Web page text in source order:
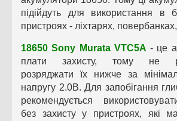
підійдуть для використання в
пристроях - ліхтарях, повербанках,
18650 Sony Murata VTC5A - це
плати захисту, тому не
розряджати їх нижче за
напругу 2.0В. Для запобігання
рекомендується
без захисту у пристроях, які